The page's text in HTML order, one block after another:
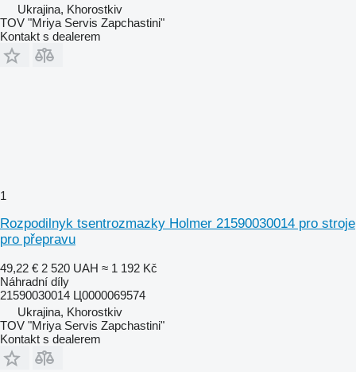
Ukrajina, Khorostkiv
TOV "Mriya Servis Zapchastini"
Kontakt s dealerem
1
Rozpodilnyk tsentrozmazky Holmer 21590030014 pro stroje
pro přepravu
49,22 € 2 520 UAH ≈ 1 192 Kč
Náhradní díly
21590030014 Ц0000069574
Ukrajina, Khorostkiv
TOV "Mriya Servis Zapchastini"
Kontakt s dealerem